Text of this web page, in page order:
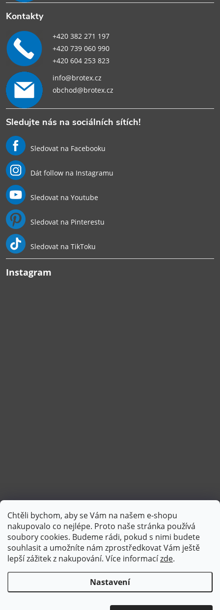
Chtěli bychom, aby se Vám na našem e-shopu
nakupovalo co nejlépe. Proto naše stránka používá
soubory cookies. Budeme rádi, pokud s nimi budete
souhlasit a umožníte nám zprostředkovat Vám ještě
lepší zážitek z nakupování. Více informacízde.
Nastavení
Kontakty
+420 382 271 197
+420 739 060 990
+420 604 253 823
info@brotex.cz
obchod@brotex.cz
Sledujte nás na sociálních sítích!
Sledovat na Facebooku
Dát follow na Instagramu
Sledovat na Youtube
Sledovat na Pinterestu
Sledovat na TikToku
Instagram
Sledovat na Instagramu
Copyright 2026Brotex | Kvalitní bytový textil. Všechna práva
Upravit nastavení cookies